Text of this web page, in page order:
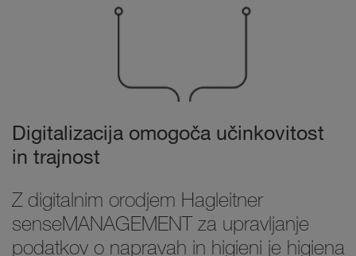
Digitalizacija omogoča učinkovitost
in trajnost
Z digitalnim orodjem Hagleitner
senseMANAGEMENT za upravljanje
podatkov o napravah in higieni je higiena